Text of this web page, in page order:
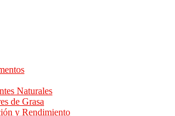
Naturales
de Grasa
y Rendimiento